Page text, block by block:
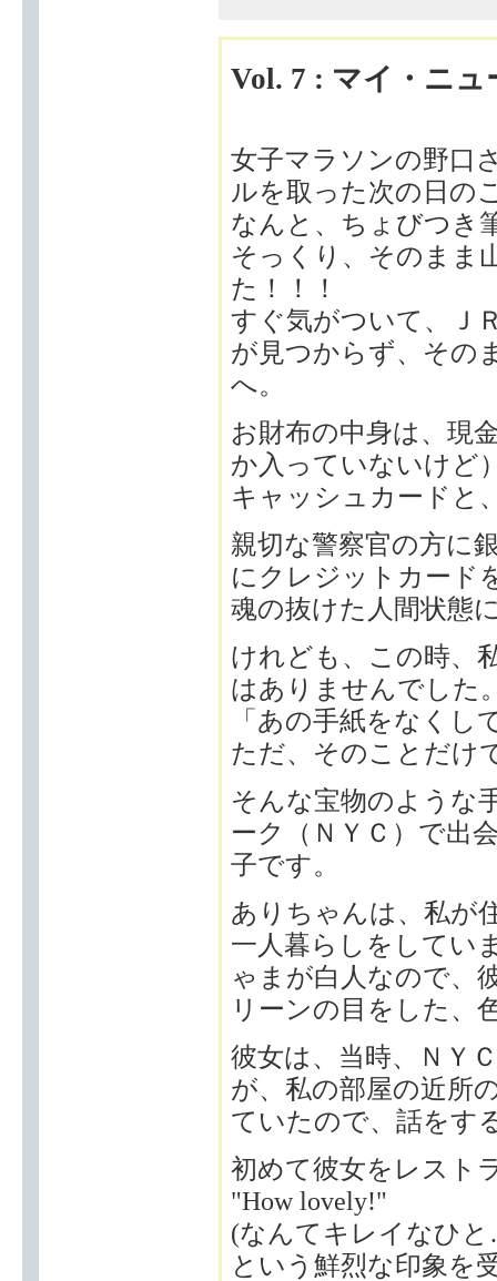
Vol. 7 : マイ・ニ
女子マラソンの野口
ルを取った次の日の
なんと、ちょびつき
そっくり、そのまま
た！！！
すぐ気がついて、Ｊ
が見つからず、その
へ。
お財布の中身は、現
か入っていないけど
キャッシュカードと
親切な警察官の方に
にクレジットカード
魂の抜けた人間状態
けれども、この時、
はありませんでした
「あの手紙をなくし
ただ、そのことだけ
そんな宝物のような
ーク（ＮＹＣ）で出
子です。
ありちゃんは、私が
一人暮らしをしてい
ゃまが白人なので、
リーンの目をした、
彼女は、当時、ＮＹ
が、私の部屋の近所
ていたので、話をす
初めて彼女をレスト
"How lovely!"
(なんてキレイなひ
という鮮烈な印象を